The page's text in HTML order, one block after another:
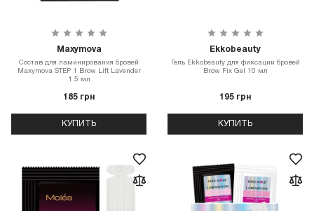
Maxymova
Состав для ламинирования бровей
Maxymova STEP 1 Brow Lift Lavender
1.5 мл
185 грн
КУПИТЬ
Ekkobeauty
Гель Ekkobeauty для фиксации бровей
Brow Fix Gel 10 мл
195 грн
КУПИТЬ